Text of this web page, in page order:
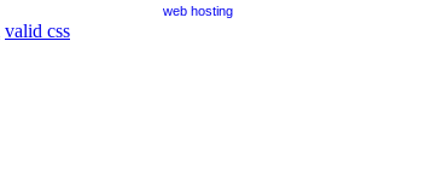
web hosting
valid css